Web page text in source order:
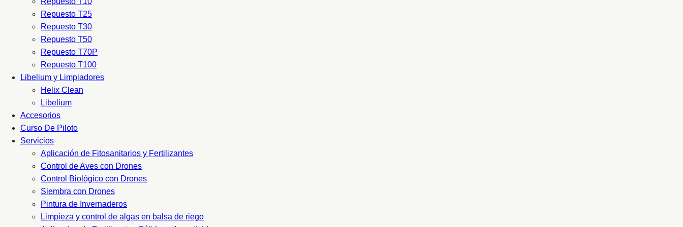
Repuesto T25
Repuesto T30
Repuesto T50
Repuesto T70P
Repuesto T100
Libelium y Limpiadores
Helix Clean
Libelium
Accesorios
Curso De Piloto
Servicios
Aplicación de Fitosanitarios y Fertilizantes
Control de Aves con Drones
Control Biológico con Drones
Siembra con Drones
Pintura de Invernaderos
Limpieza y control de algas en balsa de riego